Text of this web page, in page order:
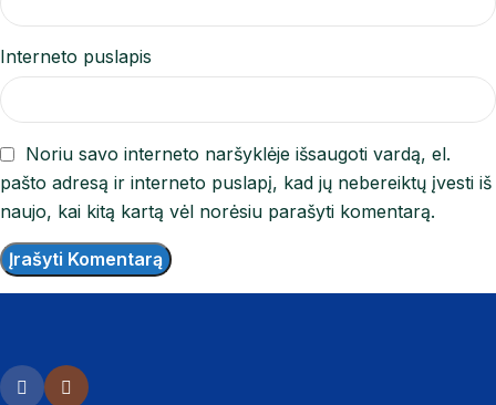
Interneto puslapis
Noriu savo interneto naršyklėje išsaugoti vardą, el.
pašto adresą ir interneto puslapį, kad jų nebereiktų įvesti iš
naujo, kai kitą kartą vėl norėsiu parašyti komentarą.